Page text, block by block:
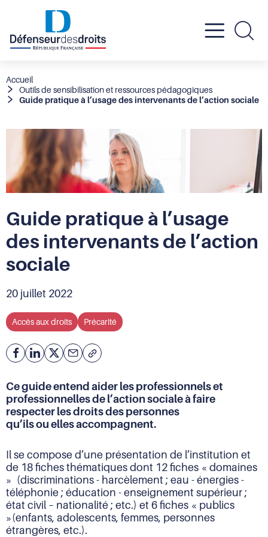
le
Fil
d'Ariane
Accueil
Outils de sensibilisation et ressources pédagogiques
Guide pratique à l’usage des intervenants de l’action sociale
Guide pratique à l’usage
des intervenants de l’action
sociale
20 juillet 2022
Accès aux droits Précarité
Facebook
Partager
Linkedin
Partager
X
Courriel
Copier
de
la
page
(URL)
dans
presse-
papier
Ce guide entend aider les professionnels et
professionnelles de l’action sociale à faire
respecter les droits des personnes
qu’ils ou elles accompagnent.
Il se compose d’une présentation de l’institution et
de 18 fiches thématiques dont 12 fiches « domaines
» (discriminations - harcèlement ; eau - énergies -
téléphonie ; éducation - enseignement supérieur ;
état civil – nationalité ; etc.) et 6 fiches « publics
»(enfants, adolescents, femmes, personnes
étrangères, etc.).